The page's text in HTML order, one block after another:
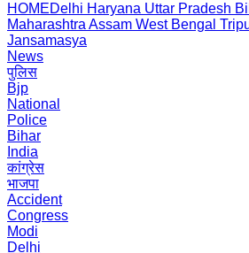
HOMEDelhi Haryana Uttar Pradesh
Maharashtra Assam West Bengal
Jansamasya
News
पुलिस
Bjp
National
Police
Bihar
India
कांग्रेस
भाजपा
Accident
Congress
Modi
Delhi